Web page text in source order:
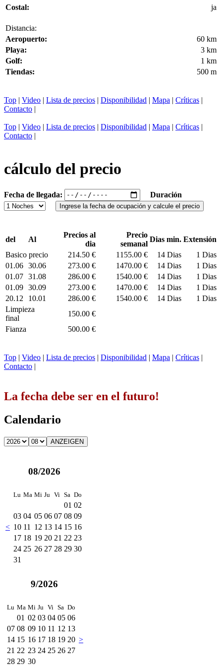
Costal:
ja
Distancia:
Aeropuerto:
60 km
Playa:
3 km
Golf:
1 km
Tiendas:
500 m
Top | Video | Lista de precios | Disponibilidad | Mapa | Críticas |
Contacto |
Top | Video | Lista de precios | Disponibilidad | Mapa | Críticas |
Contacto |
cálculo del precio
Fecha de llegada: Duración
del Al
Precios al
dia
Precio
semanal
Dias min. Extensión
Basico precio
214.50 € 1155.00 € 14 Dias
1 Dias
01.06 30.06 273.00 € 1470.00 € 14 Dias
1 Dias
01.07 31.08 286.00 € 1540.00 € 14 Dias
1 Dias
01.09 30.09 273.00 € 1470.00 € 14 Dias
1 Dias
20.12
10.01 286.00 € 1540.00 € 14 Dias
1 Dias
Limpieza
final
150.00 €
Fianza
500.00 €
Top | Video | Lista de precios | Disponibilidad | Mapa | Críticas |
Contacto |
La fecha debe ser en el futuro!
Calendario
08/2026
<
Lu Ma Mi Ju Vi Sa Do
01 02
03 04 05 06 07 08 09
10 11 12 13 14 15 16
17 18 19 20 21 22 23
24 25 26 27 28 29 30
31
9/2026
Lu Ma Mi Ju Vi Sa Do
01 02 03 04 05 06
07 08 09 10 11 12 13
14 15 16 17 18 19 20
21 22 23 24 25 26 27
28 29 30
>